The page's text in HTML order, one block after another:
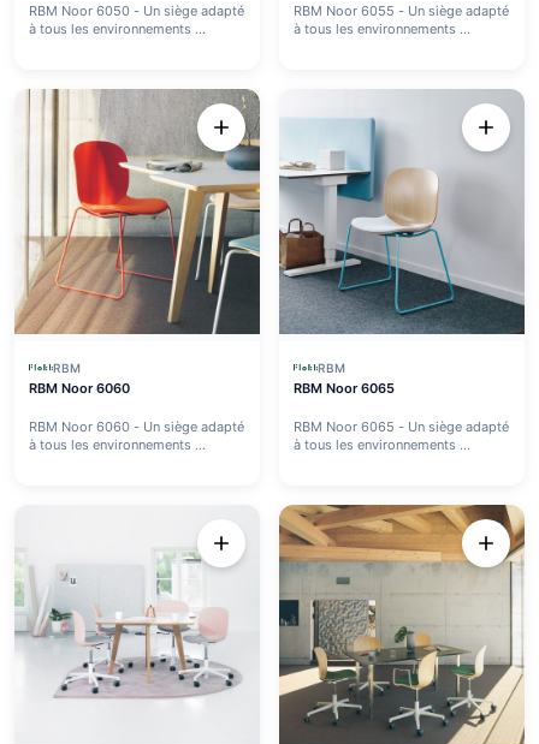
RBM Noor 6050 - Un siège adapté
à tous les environnements ...
RBM Noor 6055 - Un siège adapté
à tous les environnements ...
RBM
RBM Noor 6060
RBM Noor 6060 - Un siège adapté
à tous les environnements ...
RBM
RBM Noor 6065
RBM Noor 6065 - Un siège adapté
à tous les environnements ...